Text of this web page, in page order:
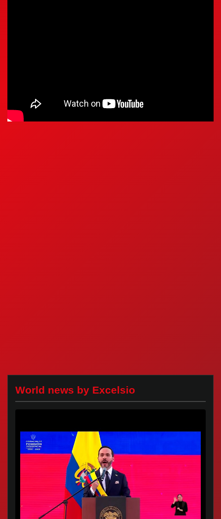
World news by Excelsio